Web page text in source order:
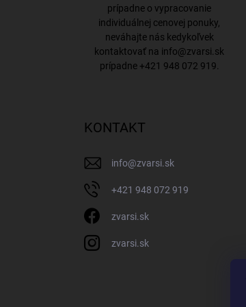
prípadne o vypracovanie
individuálnej cenovej ponuky,
neváhajte nás kedykoľvek
kontaktovať na info@zvarsi.sk
prípadne +421 948 072 919
KONTAKT
info@zvarsi.sk
+421 948 072 919
zvarsi.sk
zvarsi.sk